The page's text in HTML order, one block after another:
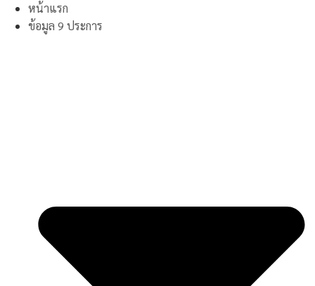
หน้าแรก
ข้อมูล 9 ประการ